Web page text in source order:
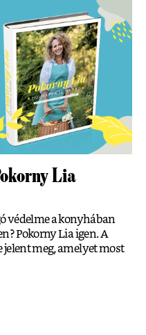
Lia
védelme a konyhában
Pokorny Lia igen. A
jelent meg, amelyet most